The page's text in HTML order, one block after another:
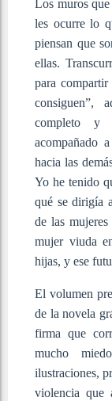
Los muros que
les ocurre lo
piensan que
ellas.
para
consiguen”,
completo y
acompañado
hacia las
Yo he tenido
qué se dirigía
de las
mujer viuda
hijas, y ese
El volumen
de la novela
firma que
mucho
ilustraciones,
violencia que